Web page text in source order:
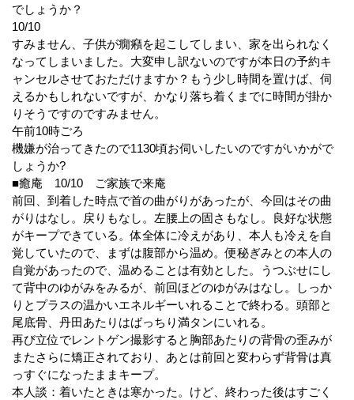
でしょうか？
10/10
すみません、子供が癇癪を起こしてしまい、家を出られなく
なってしまいました。大変申し訳ないのですが本日の予約キ
ャンセルさせておただけますか？もう少し時間を置けば、伺
えるかもしれないですが、かなり落ち着くまでに時間が掛か
りそうですのですみません。
午前10時ごろ
機嫌が治ってきたので1130頃お伺いしたいのですがいかがで
しょうか?
■癒庵 10/10 ご家族で来庵
前回、到着した時点で首の曲がりがあったが、今回はその曲
がりはなし。戻りもなし。左腰上の固さもなし。良好な状態
がキープできている。体全体に冷えがあり、本人も冷えを自
覚していたので、まずは腹部から温め。便秘ぎみとの本人の
自覚があったので、温めることは有効とした。うつぶせにし
て背中のゆがみをみるが、前回ほどのゆがみはなし。しっか
りとプラスの温かいエネルギーいれることで終わる。頭部と
尾底骨、丹田あたりはばっちり満タンにいれる。
再び立位でレントゲン撮影すると胸部あたりの背骨の歪みが
またさらに矯正されており、あとは前回と変わらず背骨は真
っすぐになったままキープ。
本人談：着いたときは寒かった。けど、終わった後はすごく